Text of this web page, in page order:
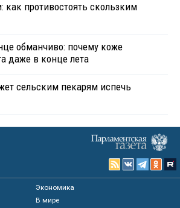
как противостоять скользким
обманчиво: почему коже
даже в конце лета
сельским пекарям испечь
Экономика
В мире